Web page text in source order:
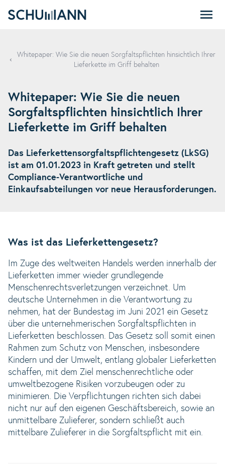
Whitepaper: Wie Sie die neuen Sorgfaltspflichten hinsichtlich Ihrer
Lieferkette im Griff behalten
Whitepaper: Wie Sie die neuen
Sorgfaltspflichten hinsichtlich Ihrer
Lieferkette im Griff behalten
Das Lieferkettensorgfaltspflichtengesetz (LkSG)
ist am 01.01.2023 in Kraft getreten und stellt
Compliance-Verantwortliche und
Einkaufsabteilungen vor neue Herausforderungen.
Was ist das Lieferkettengesetz?
Im Zuge des weltweiten Handels werden innerhalb der
Lieferketten immer wieder grundlegende
Menschenrechtsverletzungen verzeichnet. Um
deutsche Unternehmen in die Verantwortung zu
nehmen, hat der Bundestag im Juni 2021 ein Gesetz
über die unternehmerischen Sorgfaltspflichten in
Lieferketten beschlossen. Das Gesetz soll somit einen
Rahmen zum Schutz von Menschen, insbesondere
Kindern und der Umwelt, entlang globaler Lieferketten
schaffen, mit dem Ziel menschenrechtliche oder
umweltbezogene Risiken vorzubeugen oder zu
minimieren. Die Verpflichtungen richten sich dabei
nicht nur auf den eigenen Geschäftsbereich, sowie an
unmittelbare Zulieferer, sondern schließt auch
mittelbare Zulieferer in die Sorgfaltspflicht mit ein.